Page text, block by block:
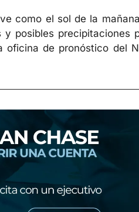
como el sol de la
posibles precipitaciones
oficina de pronóstico del